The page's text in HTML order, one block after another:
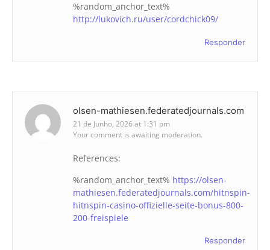
%random_anchor_text%
http://lukovich.ru/user/cordchick09/
Responder
olsen-mathiesen.federatedjournals.com
21 de Junho, 2026 at 1:31 pm
Your comment is awaiting moderation.
References:
%random_anchor_text% https://olsen-
mathiesen.federatedjournals.com/hitnspin-
hitnspin-casino-offizielle-seite-bonus-800-
200-freispiele
Responder